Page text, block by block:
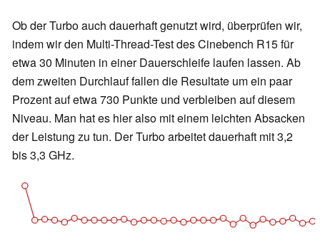
Ob der Turbo auch dauerhaft genutzt wird, überprüfen wir,
indem wir den Multi-Thread-Test des Cinebench R15 für
etwa 30 Minuten in einer Dauerschleife laufen lassen. Ab
dem zweiten Durchlauf fallen die Resultate um ein paar
Prozent auf etwa 730 Punkte und verbleiben auf diesem
Niveau. Man hat es hier also mit einem leichten Absacken
der Leistung zu tun. Der Turbo arbeitet dauerhaft mit 3,2
bis 3,3 GHz.